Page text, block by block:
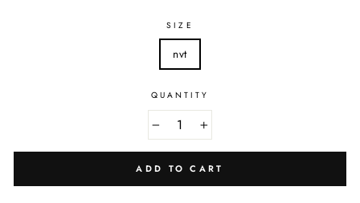
SIZE
nvt
QUANTITY
+
ADD TO CART